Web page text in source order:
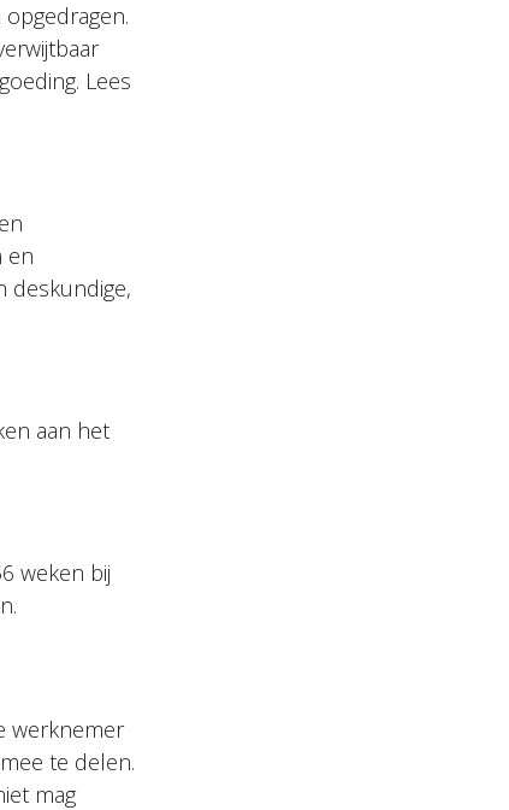
Lees
en
deskundige,
aan het
weken bij
werknemer
te delen.
mag